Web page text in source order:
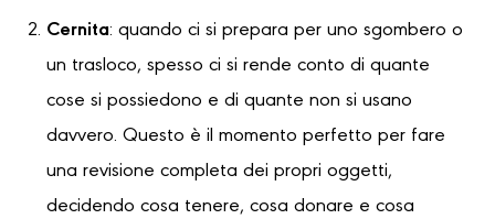
Cernita: quando ci si prepara per uno sgombero o
un trasloco, spesso ci si rende conto di quante
cose si possiedono e di quante non si usano
davvero. Questo è il momento perfetto per fare
una revisione completa dei propri oggetti,
decidendo cosa tenere, cosa donare e cosa